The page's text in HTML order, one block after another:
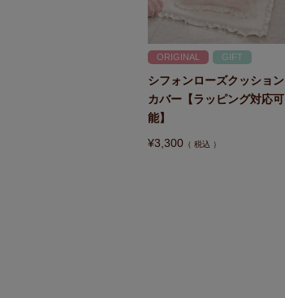
ORIGINAL GIFT
シフォンローズクッション
カバー【ラッピング対応可
能】
¥3,300 税込